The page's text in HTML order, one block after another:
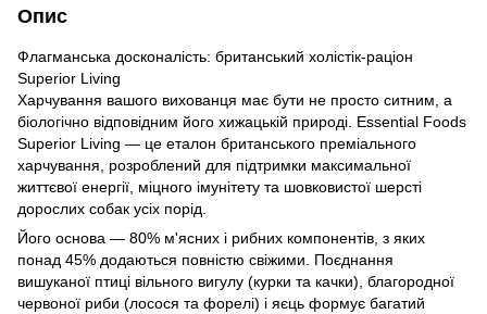
Опис
Флагманська досконалість: британський холістік-раціон
Superior Living
Харчування вашого вихованця має бути не просто ситним, а
біологічно відповідним його хижацькій природі. Essential Foods
Superior Living — це еталон британського преміального
харчування, розроблений для підтримки максимальної
життєвої енергії, міцного імунітету та шовковистої шерсті
дорослих собак усіх порід.
Його основа — 80% м'ясних і рибних компонентів, з яких
понад 45% додаються повністю свіжими. Поєднання
вишуканої птиці вільного вигулу (курки та качки), благородної
червоної риби (лосося та форелі) і яєць формує багатий